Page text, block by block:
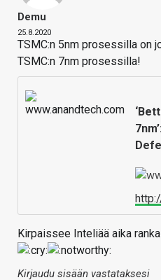
Demu
25.8.2020
TSMC:n 5nm prosessilla on
TSMC:n 7nm prosessilla!
Kirpaissee Inteliää aika
Kirjaudu sisään vastataksesi